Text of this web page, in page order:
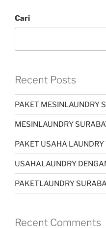
Cari
Recent Posts
PAKET MESINLAUNDRY
MESINLAUNDRY
PAKET USAHA
USAHALAUNDRY
PAKETLAUNDRY
Recent Comments